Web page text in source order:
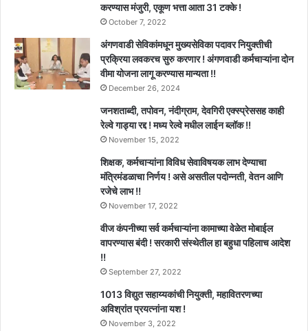
करण्यास मंजुरी, एकूण भत्ता आता 31 टक्के !
October 7, 2022
अंगणवाडी सेविकांमधून मुख्यसेविका पदावर नियुक्तीची
प्रक्रिया लवकरच सुरु करणार ! अंगणवाडी कर्मचाऱ्यांना दोन
वीमा योजना लागू करण्यास मान्यता !!
December 26, 2024
जनशताब्दी, तपोवन, नंदीग्राम, देवगिरी एक्स्प्रेससह काही
रेल्वे गाड्या रद्द ! मध्य रेल्वे मधील लाईन ब्लॉक !!
November 15, 2022
शिक्षक, कर्मचाऱ्यांना विविध सेवाविषयक लाभ देण्याचा
मंत्रिमंडळाचा निर्णय ! असे असतील पदोन्नती, वेतन आणि
रजेचे लाभ !!
November 17, 2022
वीज कंपनीच्या सर्व कर्मचाऱ्यांना कामाच्या वेळेत मोबाईल
वापरण्यास बंदी ! सरकारी संस्थेतील हा बहुधा पहिलाच आदेश
!!
September 27, 2022
1013 विद्युत सहाय्यकांची नियुक्ती, महावितरणच्या
अविश्रांत प्रयत्नांना यश !
November 3, 2022